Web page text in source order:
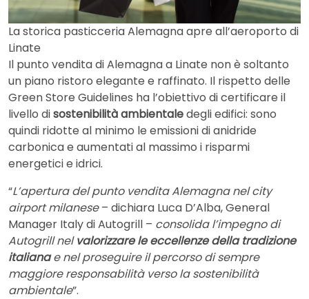
La storica pasticceria Alemagna apre all’aeroporto di
Linate
Il punto vendita di Alemagna a Linate non è soltanto
un piano ristoro elegante e raffinato. Il rispetto delle
Green Store Guidelines ha l’obiettivo di certificare il
livello disostenibilità ambientaledegli edifici: sono
quindi ridotte al minimo le emissioni di anidride
carbonica e aumentati al massimo i risparmi
energetici e idrici.
“L’apertura del punto vendita Alemagna nel city
airport milanese– dichiara Luca D’Alba, General
Manager Italy di Autogrill – consolida l’impegno di
Autogrill nelvalorizzare le eccellenze della tradizione
italianae nel proseguire il percorso di sempre
maggiore responsabilità verso la sostenibilità
ambientale”.